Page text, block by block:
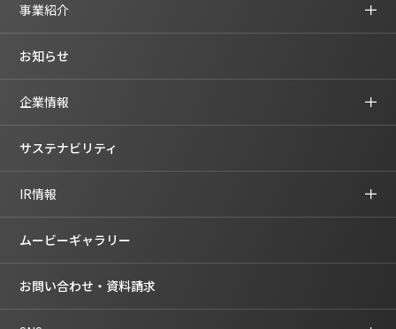
事業紹介
お知らせ
企業情報
サステナビリティ
IR情報
ムービーギャラリー
お問い合わせ・資料請求